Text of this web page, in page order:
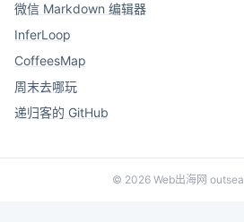
微信 Markdown 编辑器
InferLoop
CoffeesMap
周末去哪玩
递归客的 GitHub
© 2026 Web出海网